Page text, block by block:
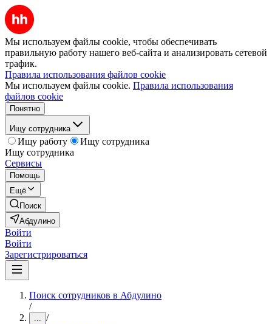
Мы используем файлы cookie, чтобы обеспечивать
правильную работу нашего веб-сайта и анализировать сетевой
трафик.
Правила использования файлов cookie
Мы используем файлы cookie. Правила использования
файлов cookie
Понятно
Ищу сотрудника
Ищу работу
Ищу сотрудника
Ищу сотрудника
Сервисы
Помощь
Ещё
Поиск
Абдулино
Войти
Войти
Зарегистрироваться
Поиск сотрудников в Абдулино
/
... /